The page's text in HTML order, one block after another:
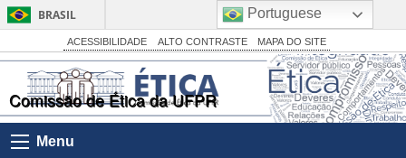
BRASIL
Simplifique!
Comunica BR
Participe
Acesso à informação
ACESSIBILIDADE ALTO CONTRASTE MAPA DO SITE
Comissão de Ética da UFPR
Menu
Portuguese